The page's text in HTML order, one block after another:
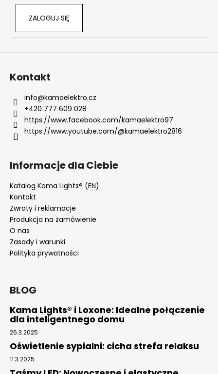
ZALOGUJ SIĘ
Kontakt
info@kamaelektro.cz
+420 777 609 028
https://www.facebook.com/kamaelektro97
https://www.youtube.com/@kamaelektro2816
Informacje dla Ciebie
Katalog Kama Lights® (EN)
Kontakt
Zwroty i reklamacje
Produkcja na zamówienie
O nas
Zasady i warunki
Polityka prywatności
BLOG
Kama Lights® i Loxone: Idealne połączenie
dla inteligentnego domu
26.3.2025
Oświetlenie sypialni: cicha strefa relaksu
11.3.2025